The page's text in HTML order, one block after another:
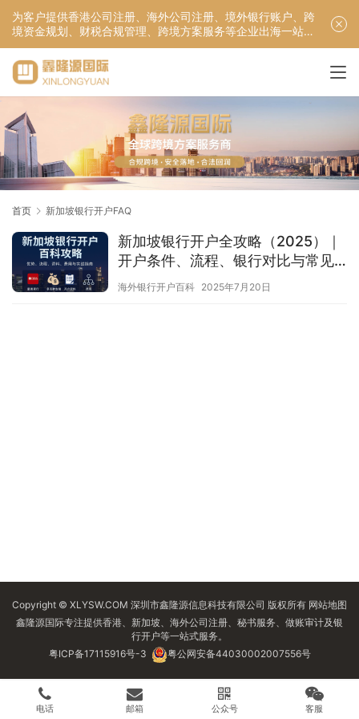
为客户提供香港公司注册、海外公司注册、境外银行账户、跨
境资金规划、财税合规管理、跨境方案服务等企业出海一站式
服务！
首页 新加坡银行开户FAQ
新加坡银行开户全攻略（2025）｜
开户条件、流程、银行对比与常见
问题详解
海外银行开户百科 2025年7月20日
Copyright © XLYSW.COM 深圳市鑫隆源信息科技有限公司 版权所有 网站地图
鑫隆源国际专注提供香港、新加坡、海外公司注册、秘书服务、做账审计及银
行开户等一站式服务。
粤ICP备17115916号-3
粤公网安备44030002007556号
电话 邮箱 公众号 客服